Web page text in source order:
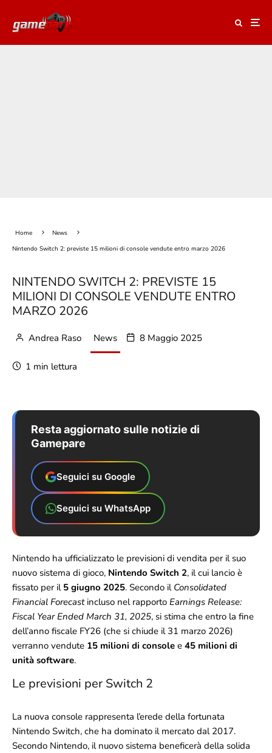
Home
News
Nintendo Switch 2: previste 15 milioni di console vendute entro marzo 2026
NINTENDO SWITCH 2: PREVISTE 15
MILIONI DI CONSOLE VENDUTE ENTRO
MARZO 2026
Andrea Raso News 8 Maggio 2025
1 min lettura
Resta aggiornato sulle notizie di
Gamepare
Seguici su Google
Seguici su WhatsApp
Nintendo ha ufficializzato le previsioni di vendita per il suo
nuovo sistema di gioco, Nintendo Switch 2, il cui lancio è
fissato per il 5 giugno 2025. Secondo il Consolidated
Financial Forecastincluso nel rapporto Earnings Release:
Fiscal Year Ended March 31, 2025, si stima che entro la fine
dell’anno fiscale FY26 (che si chiude il 31 marzo 2026)
verranno vendute 15 milioni di console e 45 milioni di
unità software.
Le previsioni per Switch 2
La nuova console rappresenta l’erede della fortunata
Nintendo Switch, che ha dominato il mercato dal 2017.
Secondo Nintendo, il nuovo sistema beneficerà della solida